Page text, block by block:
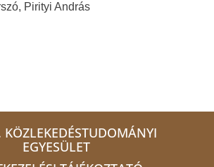
Pirityi András
EGYESÜLET